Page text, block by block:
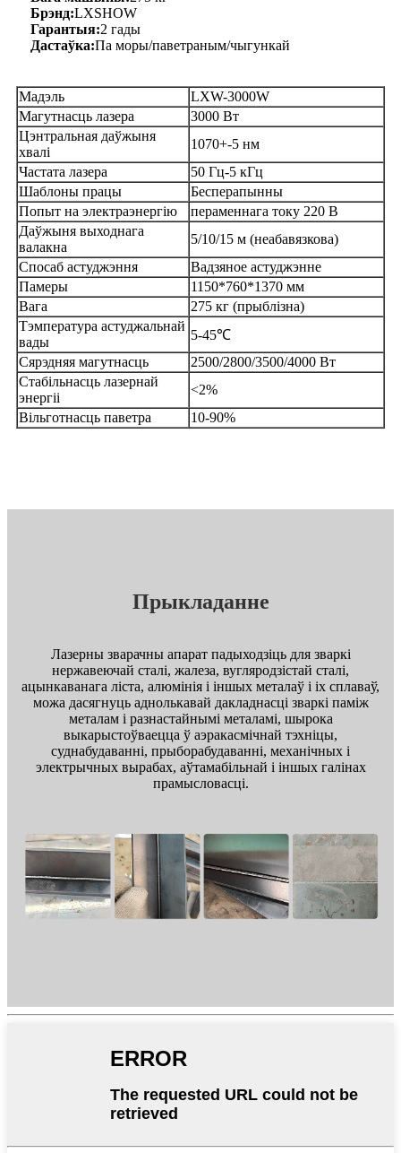
Брэнд:LXSHOW
Гарантыя:2 гады
Дастаўка:Па моры/паветраным/чыгункай
Мадэль
LXW-3000W
Магутнасць лазера
3000 Вт
Цэнтральная даўжыня
хвалі
1070+-5 нм
Частата лазера
50 Гц-5 кГц
Шаблоны працы
Бесперапынны
Попыт на электраэнергію
пераменнага току 220 В
Даўжыня выходнага
валакна
5/10/15 м (неабавязкова)
Спосаб астуджэння
Вадзяное астуджэнне
Памеры
1150*760*1370 мм
Вага
275 кг (прыблізна)
Тэмпература астуджальнай
вады
5-45℃
Сярэдняя магутнасць
2500/2800/3500/4000 Вт
Стабільнасць лазернай
энергіі
<2%
Вільготнасць паветра
10-90%
Прыкладанне
Лазерны зварачны апарат падыходзіць для зваркі
нержавеючай сталі, жалеза, вугляродзістай сталі,
ацынкаванага ліста, алюмінія і іншых металаў і іх сплаваў,
можа дасягнуць аднолькавай дакладнасці зваркі паміж
металам і разнастайнымі металамі, шырока
выкарыстоўваецца ў аэракасмічнай тэхніцы,
суднабудаванні, прыборабудаванні, механічных і
электрычных вырабах, аўтамабільнай і іншых галінах
прамысловасці.